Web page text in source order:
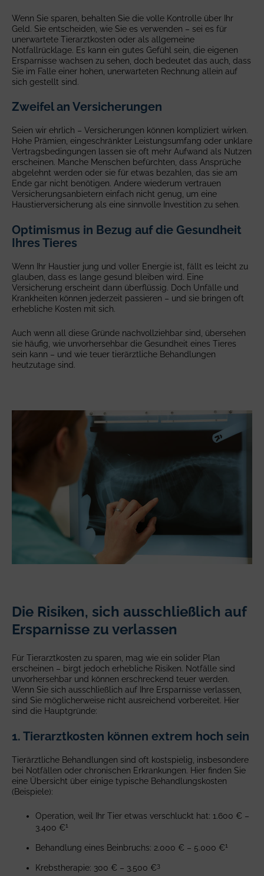
Wenn Sie sparen, behalten Sie die volle Kontrolle über Ihr
Geld. Sie entscheiden, wie Sie es verwenden – sei es für
unerwartete Tierarztkosten oder als allgemeine
Notfallrücklage. Es kann ein gutes Gefühl sein, die eigenen
Ersparnisse wachsen zu sehen, doch bedeutet das auch, dass
Sie im Falle einer hohen, unerwarteten Rechnung allein auf
sich gestellt sind.
Zweifel an Versicherungen
Seien wir ehrlich – Versicherungen können kompliziert wirken.
Hohe Prämien, eingeschränkter Leistungsumfang oder unklare
Vertragsbedingungen lassen sie oft mehr Aufwand als Nutzen
erscheinen. Manche Menschen befürchten, dass Ansprüche
abgelehnt werden oder sie für etwas bezahlen, das sie am
Ende gar nicht benötigen. Andere wiederum vertrauen
Versicherungsanbietern einfach nicht genug, um eine
Haustierversicherung als eine sinnvolle Investition zu sehen.
Optimismus in Bezug auf die Gesundheit
Ihres Tieres
Wenn Ihr Haustier jung und voller Energie ist, fällt es leicht zu
glauben, dass es lange gesund bleiben wird. Eine
Versicherung erscheint dann überflüssig. Doch Unfälle und
Krankheiten können jederzeit passieren – und sie bringen oft
erhebliche Kosten mit sich.
Auch wenn all diese Gründe nachvollziehbar sind, übersehen
sie häufig, wie unvorhersehbar die Gesundheit eines Tieres
sein kann – und wie teuer tierärztliche Behandlungen
heutzutage sind.
Die Risiken, sich ausschließlich auf
Ersparnisse zu verlassen
Für Tierarztkosten zu sparen, mag wie ein solider Plan
erscheinen – birgt jedoch erhebliche Risiken. Notfälle sind
unvorhersehbar und können erschreckend teuer werden.
Wenn Sie sich ausschließlich auf Ihre Ersparnisse verlassen,
sind Sie möglicherweise nicht ausreichend vorbereitet. Hier
sind die Hauptgründe:
1. Tierarztkosten können extrem hoch sein
Tierärztliche Behandlungen sind oft kostspielig, insbesondere
bei Notfällen oder chronischen Erkrankungen. Hier finden Sie
eine Übersicht über einige typische Behandlungskosten
(Beispiele):
Operation, weil Ihr Tier etwas verschluckt hat: 1.600 € –
3.400 €1
Behandlung eines Beinbruchs: 2.000 € – 5.000 €1
Krebstherapie: 300 € – 3.500 €3